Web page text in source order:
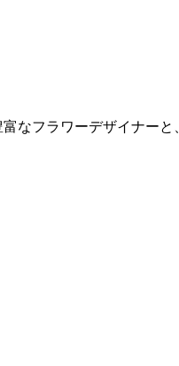
なフラワーデザイナー